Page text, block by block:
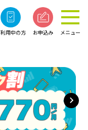
用中の方 お申込み メニュー